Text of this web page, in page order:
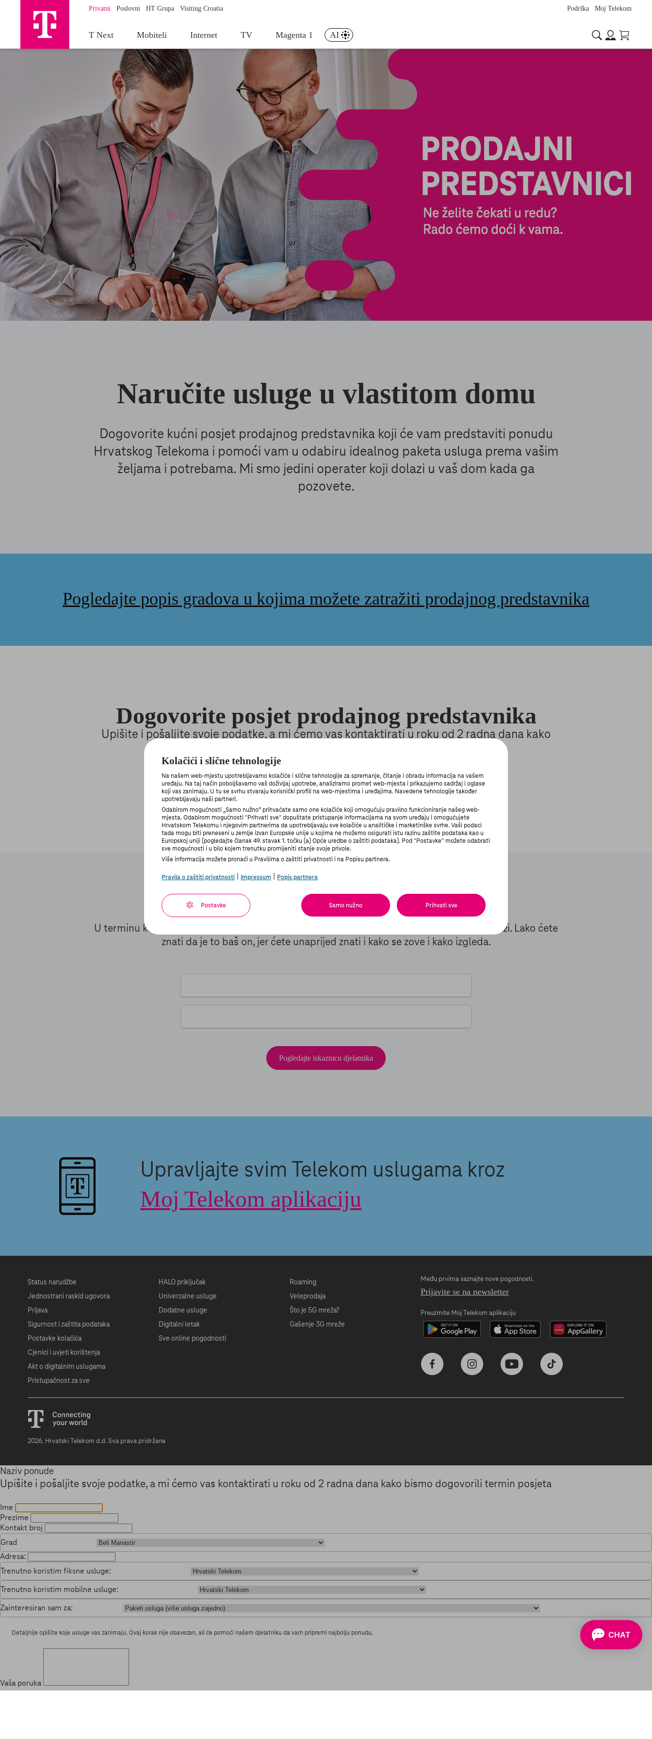
Kolačići i slične tehnologije
Na našem web-mjestu upotrebljavamo kolačiće i slične tehnologije za spremanje, čitanje i obradu informacija na vašem
uređaju. Na taj način poboljšavamo vaš doživljaj upotrebe, analiziramo promet web-mjesta i prikazujemo sadržaj i oglase
koji vas zanimaju. U tu se svrhu stvaraju korisnički profili na web-mjestima i uređajima. Navedene tehnologije također
upotrebljavaju naši partneri.
Odabirom mogućnosti „Samo nužno” prihvaćate samo one kolačiće koji omogućuju pravilno funkcioniranje našeg web-
mjesta. Odabirom mogućnosti "Prihvati sve" dopuštate pristupanje informacijama na svom uređaju i omogućujete
Hrvatskom Telekomu i njegovim partnerima da upotrebljavaju sve kolačiće u analitičke i marketinške svrhe. Vaši podaci
tada mogu biti preneseni u zemlje izvan Europske unije u kojima ne možemo osigurati istu razinu zaštite podataka kao u
Europskoj uniji (pogledajte članak 49. stavak 1. točku (a) Opće uredbe o zaštiti podataka). Pod "Postavke" možete odabrati
sve mogućnosti i u bilo kojem trenutku promijeniti stanje svoje privole.
Više informacija možete pronaći u Pravilima o zaštiti privatnosti i na Popisu partnera.
Pravila o zaštiti privatnosti Impressum Popis partnera
Postavke Samo nužno Prihvati sve
Privatni Poslovni HT Grupa Visiting Croatia Podrška Moj Telekom
T Next Mobiteli Internet TV Magenta 1 AI
Naručite usluge u vlastitom domu
Dogovorite kućni posjet prodajnog predstavnika koji će vam predstaviti ponudu
Hrvatskog Telekoma i pomoći vam u odabiru idealnog paketa usluga prema vašim
željama i potrebama. Mi smo jedini operater koji dolazi u vaš dom kada ga
pozovete.
Pogledajte popis gradova u kojima možete zatražiti prodajnog predstavnika
Dogovorite posjet prodajnog predstavnika
Upišite i pošaljite svoje podatke, a mi ćemo vas kontaktirati u roku od 2 radna dana kako
Zatražite posjet
Tko mi je pred vratima?
U terminu koji ste dogovorili ovlašteni predstavnik Hrvatskog Telekoma vam sigurno dolazi. Lako ćete
znati da je to baš on, jer ćete unaprijed znati i kako se zove i kako izgleda.
Pogledajte iskaznicu djelatnika
Upravljajte svim Telekom uslugama kroz
Moj Telekom aplikaciju
Status narudžbe
Jednostrani raskid ugovora
Prijava
Sigurnost i zaštita podataka
Postavke kolačića
Cjenici i uvjeti korištenja
Akt o digitalnim uslugama
Pristupačnost za sve
HALO priključak
Univerzalne usluge
Dodatne usluge
Digitalni letak
Sve online pogodnosti
Roaming
Veleprodaja
Što je 5G mreža?
Gašenje 3G mreže
Među prvima saznajte nove pogodnosti.
Prijavite se na newsletter
Preuzmite Moj Telekom aplikaciju
2026. Hrvatski Telekom d.d. Sva prava pridržana
Naziv ponude
Upišite i pošaljite svoje podatke, a mi ćemo vas kontaktirati u roku od 2 radna dana kako bismo dogovorili termin posjeta
Ime
Prezime
Kontakt broj
Grad
Adresa:
Trenutno koristim fiksne usluge:
Trenutno koristim mobilne usluge:
Zainteresiran sam za:
Detaljnije opišite koje usluge vas zanimaju. Ovaj korak nije obavezan, ali će pomoći našem djelatniku da vam pripremi najbolju ponudu.
Vaša poruka